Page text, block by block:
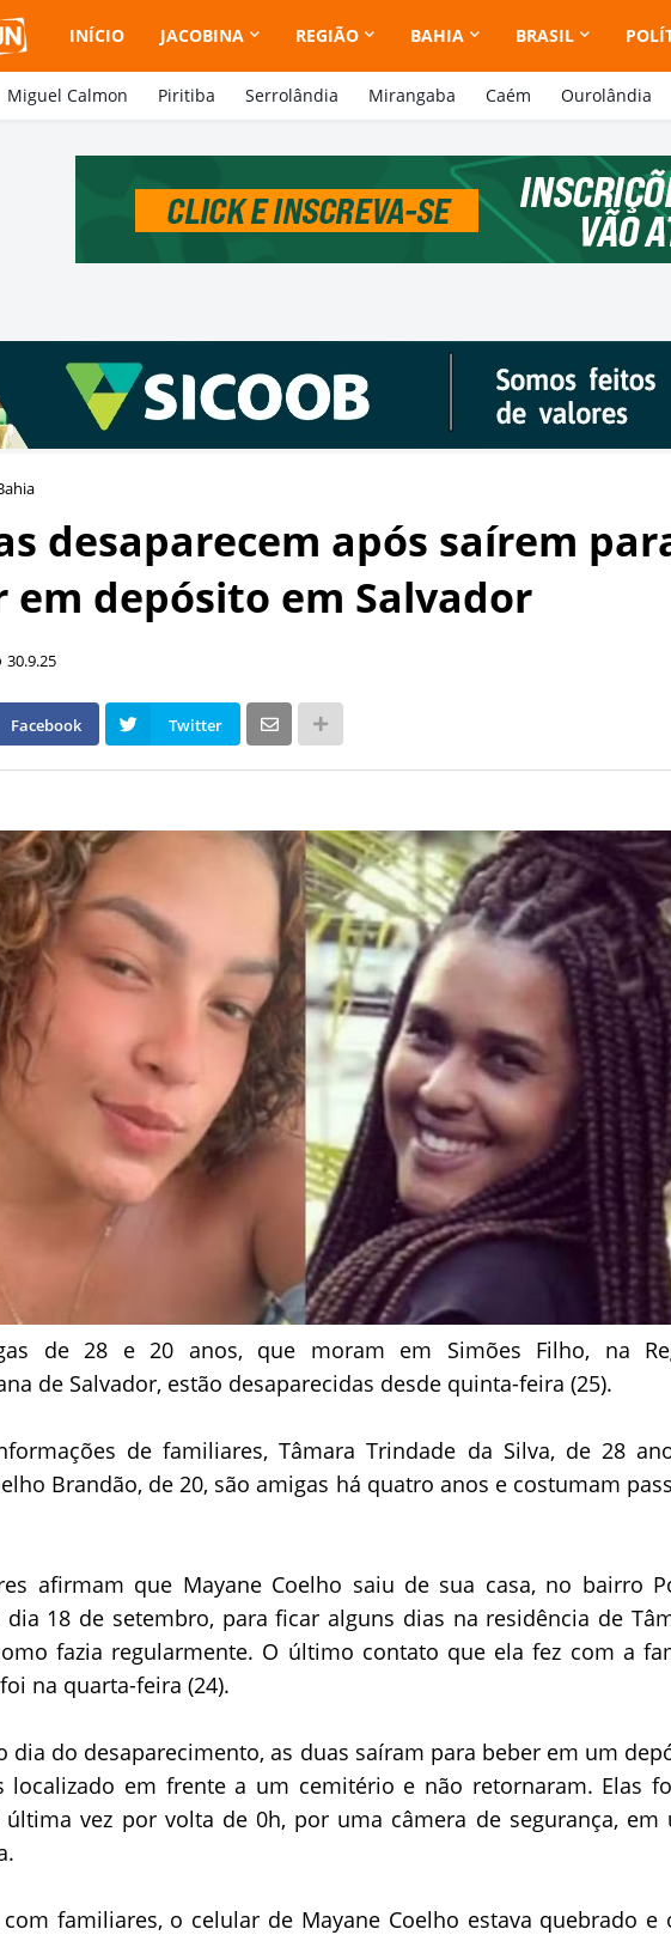
INÍCIO JACOBINA REGIÃO BAHIA BRASIL
Miguel Calmon Piritiba Serrolândia Mirangaba Caém Ourolândia
desaparecem após saírem
em depósito em Salvador
30.9.25
Facebook Twitter
de 28 e 20 anos, que moram em Simões Filho, na
de Salvador, estão desaparecidas desde quinta-feira (25).
de familiares, Tâmara Trindade da Silva, de 28
Brandão, de 20, são amigas há quatro anos e costumam
afirmam que Mayane Coelho saiu de sua casa, no bairro
dia 18 de setembro, para ficar alguns dias na residência de
fazia regularmente. O último contato que ela fez com a
na quarta-feira (24).
dia do desaparecimento, as duas saíram para beber em um
localizado em frente a um cemitério e não retornaram. Elas
última vez por volta de 0h, por uma câmera de segurança, em
familiares, o celular de Mayane Coelho estava quebrado e